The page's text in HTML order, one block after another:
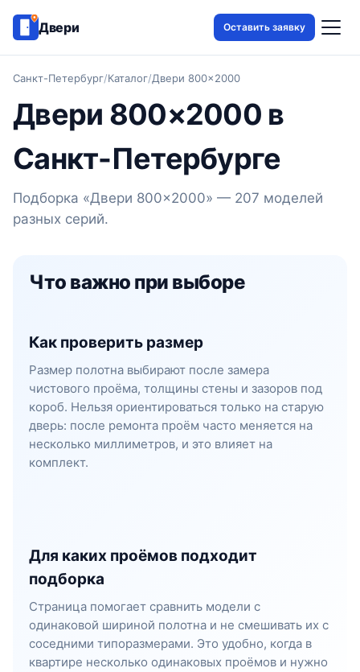
Двери Оставить заявку
Санкт-Петербург/Каталог/Двери 800×2000
Двери 800×2000 в
Санкт-Петербурге
Подборка «Двери 800×2000» — 207 моделей
разных серий.
Что важно при выборе
Как проверить размер
Размер полотна выбирают после замера
чистового проёма, толщины стены и зазоров под
короб. Нельзя ориентироваться только на старую
дверь: после ремонта проём часто меняется на
несколько миллиметров, и это влияет на
комплект.
Для каких проёмов подходит
подборка
Страница помогает сравнить модели с
одинаковой шириной полотна и не смешивать их с
соседними типоразмерами. Это удобно, когда в
квартире несколько одинаковых проёмов и нужно